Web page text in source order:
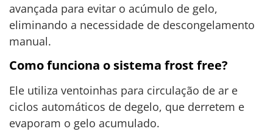
avançada para evitar o acúmulo de gelo,
eliminando a necessidade de descongelamento
manual.
Como funciona o sistema frost free?
Ele utiliza ventoinhas para circulação de ar e
ciclos automáticos de degelo, que derretem e
evaporam o gelo acumulado.